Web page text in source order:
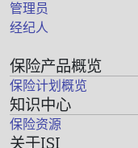
管理员
经纪人
保险产品概览
保险计划概览
知识中心
保险资源
关于ISI